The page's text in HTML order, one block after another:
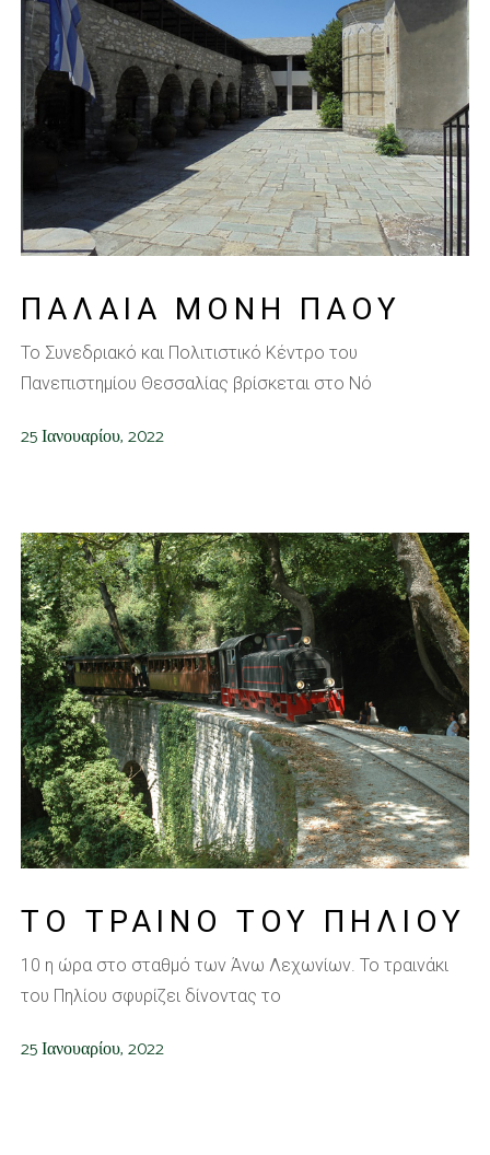
ΠΑΛΑΙΑ ΜΟΝΗ ΠΑΟΥ
Το Συνεδριακό και Πολιτιστικό Κέντρο του
Πανεπιστημίου Θεσσαλίας βρίσκεται στο Νό
25 Ιανουαρίου, 2022
ΤΟ ΤΡΑΙΝΟ ΤΟΥ ΠΗΛΙΟΥ
10 η ώρα στο σταθμό των Άνω Λεχωνίων. Το τραινάκι
του Πηλίου σφυρίζει δίνοντας το
25 Ιανουαρίου, 2022